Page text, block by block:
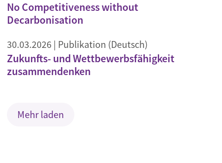
No Competitiveness without
Decarbonisation
30.03.2026 | Publikation (Deutsch)
Zukunfts- und Wettbewerbsfähigkeit
zusammendenken
Mehr laden